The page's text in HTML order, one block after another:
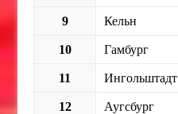
9 Кельн
10 Гамбург
11 Ингольштадт
12 Аугсбург